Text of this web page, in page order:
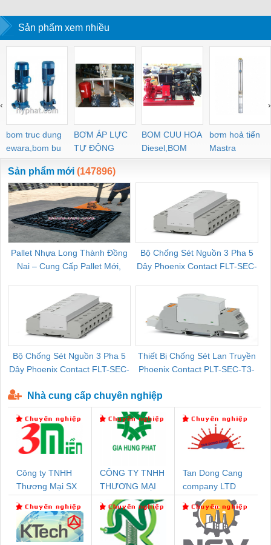
chuẩn HM
NEXT
Sản phẩm xem nhiều
bom truc dung
ewara,bom bu
ewara
BƠM ÁP LỰC
TỰ ĐỘNG
BOM CUU HOA
Diesel,BOM
CHUA CHAY
bơm hoả tiển
Mastra
‹ ›
Sản phẩm mới (147896)
Pallet Nhựa Long Thành Đồng
Nai – Cung Cấp Pallet Mới,
Bộ Chống Sét Nguồn 3 Pha 5
Dây Phoenix Contact FLT-SEC-
Bộ Chống Sét Nguồn 3 Pha 5
Dây Phoenix Contact FLT-SEC-
Thiết Bị Chống Sét Lan Truyền
Phoenix Contact PLT-SEC-T3-
Nhà cung cấp chuyên nghiệp
Công ty TNHH
Thương Mại SX
CÔNG TY TNHH
THƯƠNG MẠI
DỊCH VỤ KỸ
THUẬT ĐIỆN CƠ
GIA HƯNG
PHÁT
Tan Dong Cang
company LTD